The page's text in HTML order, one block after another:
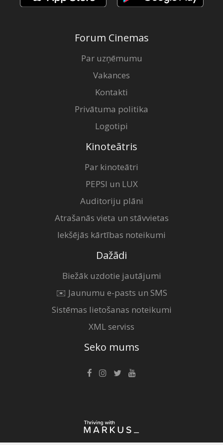
Forum Cinemas
Par uzņēmumu
Vakances
Kontakti
Privātuma politika
Logotipi
Kinoteātris
Par kinoteātri
PEPSI un LUX
Auditoriju plāni
Atrašanās vieta un stāvvietas
Iekšējās kārtības noteikumi
Dažādi
Biežāk uzdotie jautājumi
✉️ Jaunumu e-pasts un SMS
Sistēmas lietošanas noteikumi
XML serviss
Seko mums